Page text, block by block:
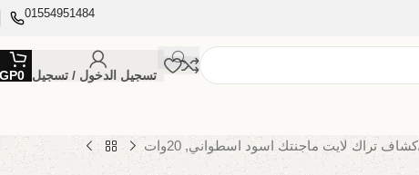
01554951484
تسجيل الدخول / تسجيل 0
كشاف تراك لايت ماجنتك اسود اسطواني, 20وات